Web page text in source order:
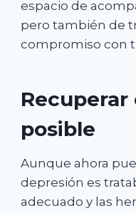
espacio de
pero también de
compromiso con
posible
Aunque ahora
depresión es
adecuado y las